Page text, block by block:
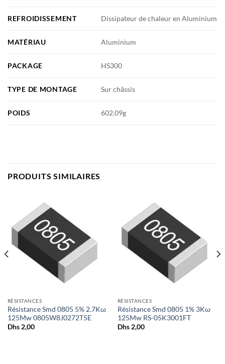
REFROIDISSEMENT Dissipateur de chaleur en Aluminium
MATÉRIAU Aluminium
PACKAGE HS300
TYPE DE MONTAGE Sur châssis
POIDS 602.09g
PRODUITS SIMILAIRES
RÉSISTANCES
Résistance Smd 0805 5% 2.7Kω
125Mw 0805W8J0272T5E
Dhs2,00
RÉSISTANCES
Résistance Smd 0805 1% 3Kω
125Mw RS-05K3001FT
Dhs2,00